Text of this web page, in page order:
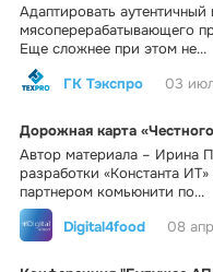
Адаптировать
мясоперерабатывающего
Еще сложнее при этом не...
ГК Тэкспро
03
Дорожная карта
Автор материала – Ирина
разработки «Константа
партнером комьюнити по...
Digital4food
08